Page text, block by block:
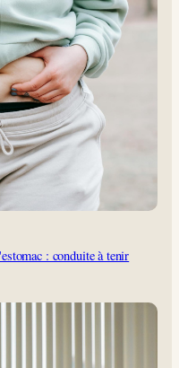
: conduite à tenir